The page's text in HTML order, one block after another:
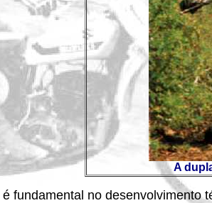
A
fundamental no desenvolvimento